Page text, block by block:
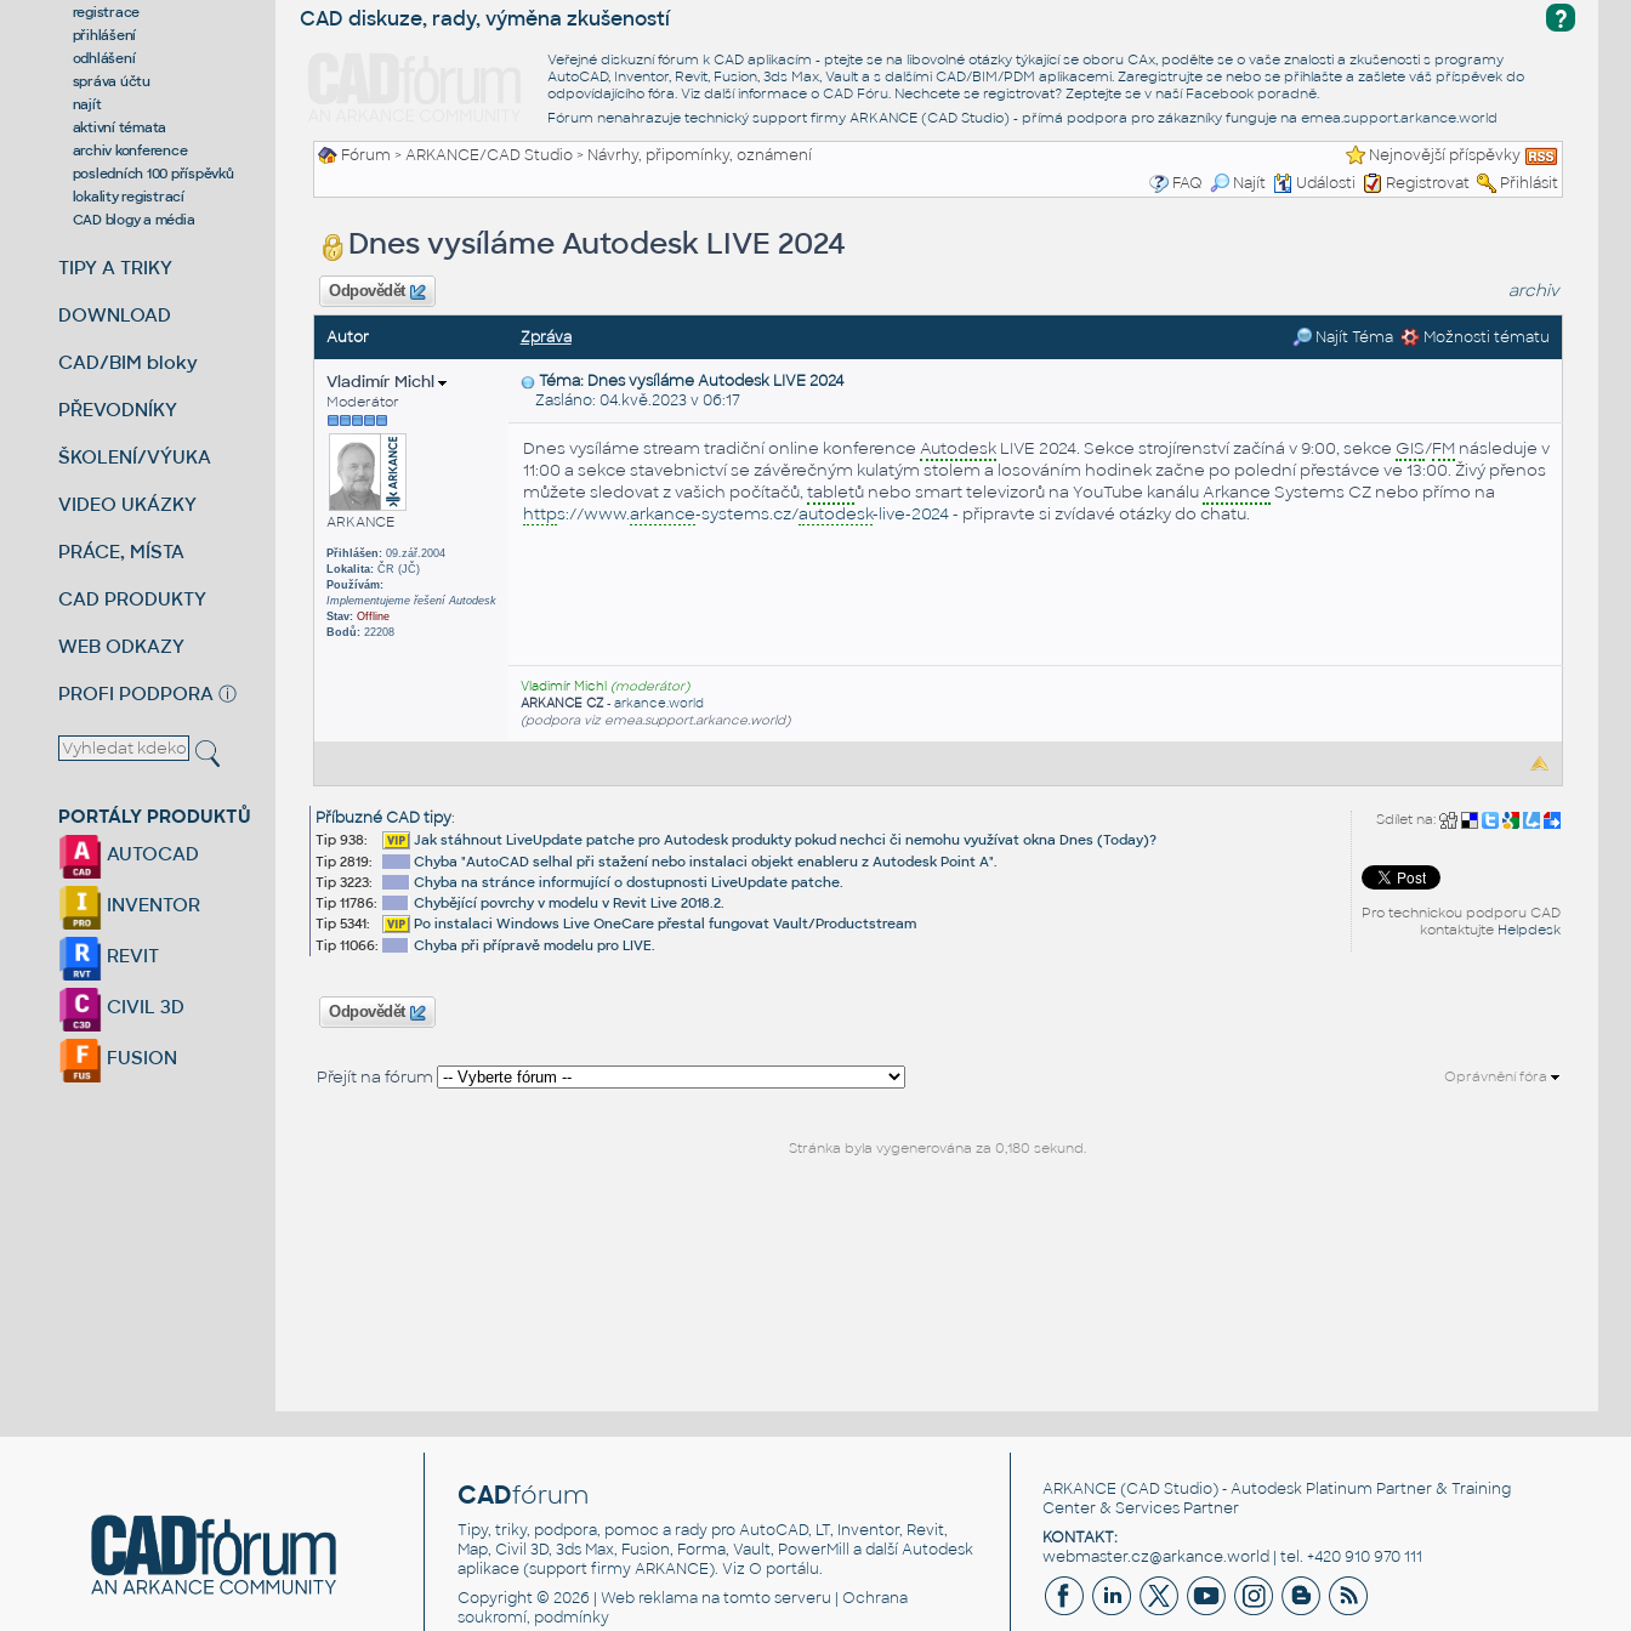
registrace
přihlášení
odhlášení
správa účtu
najít
aktivní témata
archiv konference
posledních 100 příspěvků
lokality registrací
CAD blogy a média
TIPY A TRIKY
DOWNLOAD
CAD/BIM bloky
PŘEVODNÍKY
ŠKOLENÍ/VÝUKA
VIDEO UKÁZKY
PRÁCE, MÍSTA
CAD PRODUKTY
WEB ODKAZY
PROFI PODPORA ⓘ
PORTÁLY PRODUKTŮ
AUTOCAD
INVENTOR
REVIT
CIVIL 3D
FUSION
?
CAD diskuze, rady, výměna zkušeností
Veřejné diskuzní fórum k CAD aplikacím - ptejte se na libovolné otázky týkající se oboru CAx, podělte se o vaše znalosti a zkušenosti s programy
AutoCAD, Inventor, Revit, Fusion, 3ds Max, Vault a s dalšími CAD/BIM/PDM aplikacemi. Zaregistrujte se nebo se přihlašte a zašlete váš příspěvek do
odpovídajícího fóra. Viz další informace o CAD Fóru. Nechcete se registrovat? Zeptejte se v naší Facebook poradně.
Fórum nenahrazuje technický support firmy ARKANCE (CAD Studio) - přímá podpora pro zákazníky funguje na emea.support.arkance.world
Fórum >ARKANCE/CAD Studio> Návrhy, připomínky, oznámení
Nejnovější příspěvky
FAQ
Najít Události Registrovat Přihlásit
Dnes vysíláme Autodesk LIVE 2024
Odpovědět archiv
Autor Zpráva Najít Téma Možnosti tématu
Vladimír Michl
Moderátor
ARKANCE
Přihlášen:09.zář.2004
Lokalita:ČR (JČ)
Používám:
Implementujeme řešení Autodesk
Stav: Offline
Bodů:22208
Téma: Dnes vysíláme Autodesk LIVE 2024
Zasláno: 04.kvě.2023 v 06:17
Dnes vysíláme stream tradiční online konference AutodeskLIVE 2024. Sekce strojírenství začíná v 9:00, sekce GIS/FMnásleduje v
11:00 a sekce stavebnictví se závěrečným kulatým stolem a losováním hodinek začne po polední přestávce ve 13:00. Živý přenos
můžete sledovat z vašich počítačů,tabletů nebo smart televizorů na YouTube kanáluArkance Systems CZ nebo přímo na
https://www.arkance-systems.cz/autodesk-live-2024- připravte si zvídavé otázky do chatu.
Vladimír Michl (moderátor)
ARKANCE CZ- arkance.world
(podpora viz emea.support.arkance.world)
Sdílet na:
Pro technickou podporu CAD
kontaktujte Helpdesk
Příbuzné CAD tipy:
Tip 938:
Jak stáhnout LiveUpdate patche pro Autodesk produkty pokud nechci či nemohu využívat okna Dnes (Today)?
Tip 2819:
Chyba "AutoCAD selhal při stažení nebo instalaci objekt enableru z Autodesk Point A".
Tip 3223:
Chyba na stránce informující o dostupnosti LiveUpdate patche.
Tip 11786:
Chybějící povrchy v modelu v Revit Live 2018.2.
Tip 5341:
Po instalaci Windows Live OneCare přestal fungovat Vault/Productstream
Tip 11066:
Chyba při přípravě modelu pro LIVE.
Odpovědět
Přejít na fórum Oprávnění fóra
Stránka byla vygenerována za 0,180 sekund.
CADfórum
Tipy, triky, podpora, pomoc a rady pro AutoCAD, LT, Inventor, Revit,
Map, Civil 3D, 3ds Max, Fusion, Forma, Vault, PowerMill a další Autodesk
aplikace (support firmy ARKANCE). VizO portálu.
Copyright © 2026 |Web reklama na tomto serveru |Ochrana
soukromí, podmínky
ARKANCE (CAD Studio) - Autodesk Platinum Partner & Training
Center & Services Partner
KONTAKT:
webmaster.cz@arkance.world | tel. +420 910 970 111